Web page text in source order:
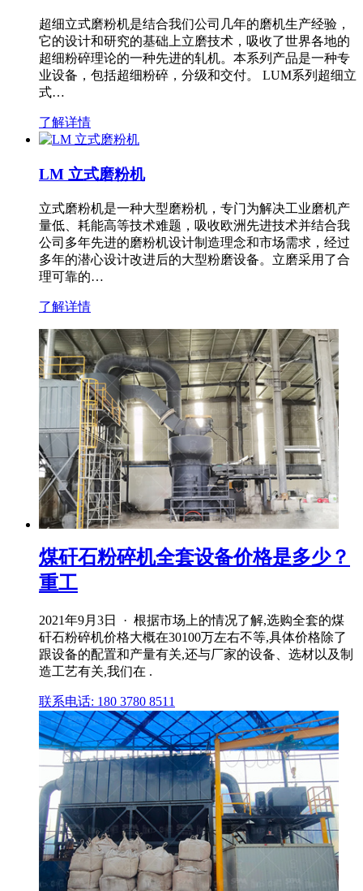
超细立式磨粉机是结合我们公司几年的磨机生产经验，
它的设计和研究的基础上立磨技术，吸收了世界各地的
超细粉碎理论的一种先进的轧机。本系列产品是一种专
业设备，包括超细粉碎，分级和交付。 LUM系列超细立
式…
了解详情
LM 立式磨粉机
立式磨粉机是一种大型磨粉机，专门为解决工业磨机产
量低、耗能高等技术难题，吸收欧洲先进技术并结合我
公司多年先进的磨粉机设计制造理念和市场需求，经过
多年的潜心设计改进后的大型粉磨设备。立磨采用了合
理可靠的…
了解详情
煤矸石粉碎机全套设备价格是多少？
重工
2021年9月3日 · 根据市场上的情况了解,选购全套的煤
矸石粉碎机价格大概在30100万左右不等,具体价格除了
跟设备的配置和产量有关,还与厂家的设备、选材以及制
造工艺有关,我们在 .
联系电话: 180 3780 8511